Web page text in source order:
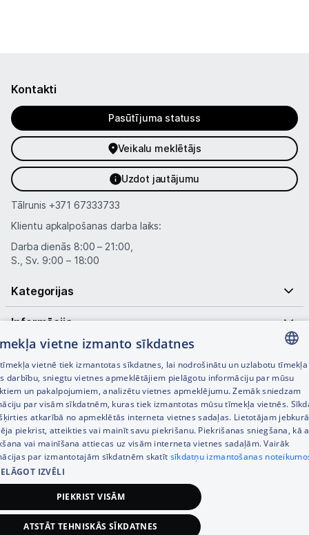
Kontakti
Pasūtījuma statuss
Veikalu meklētājs
Uzdot jautājumu
Tālrunis +371 67333733
Klientu apkalpošanas darba laiks:
Darba dienās 8:00 – 21:00,
S., Sv. 9:00 – 18:00
Kategorijas
Informācija
Noderīgas saites
© SIA Tet 2026 -
LATVIAN
RUSSIAN
ENGLISH
vietne izmanto sīkdatnes
vietnē tiek izmantotas sīkdatnes, lai nodrošinātu un uzlabotu tīmekļa
darbību, sniegtu vietnes apmeklētājiem pielāgotu informāciju par mūsu
un pakalpojumiem, analizētu vietnes apmeklējumu. Zemāk sniedzam
par visām sīkdatnēm, kuras tiek izmantotas mūsu tīmekļa vietnēs.
atkarībā no apmeklētās interneta vietnes sadaļas. Lietotājam
piekrist, atteikties vai mainīt savu piekrišanu. Piekrišanas sniegšana, kā
vai mainīšana attiecas uz visām interneta vietnes sadaļām. Vairāk
par izmantotajām sīkdatnēm skatīt sīkdatņu izmantošanas
IZVĒLI
PIEKRIST VISĀM
ATSTĀT TEHNISKĀS SĪKDATNES